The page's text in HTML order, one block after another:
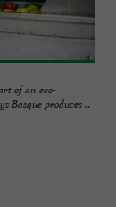
of an eco-
Basque produces ...